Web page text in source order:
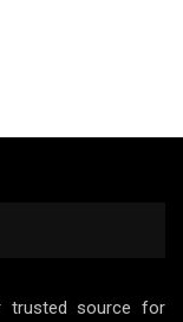
trusted source for